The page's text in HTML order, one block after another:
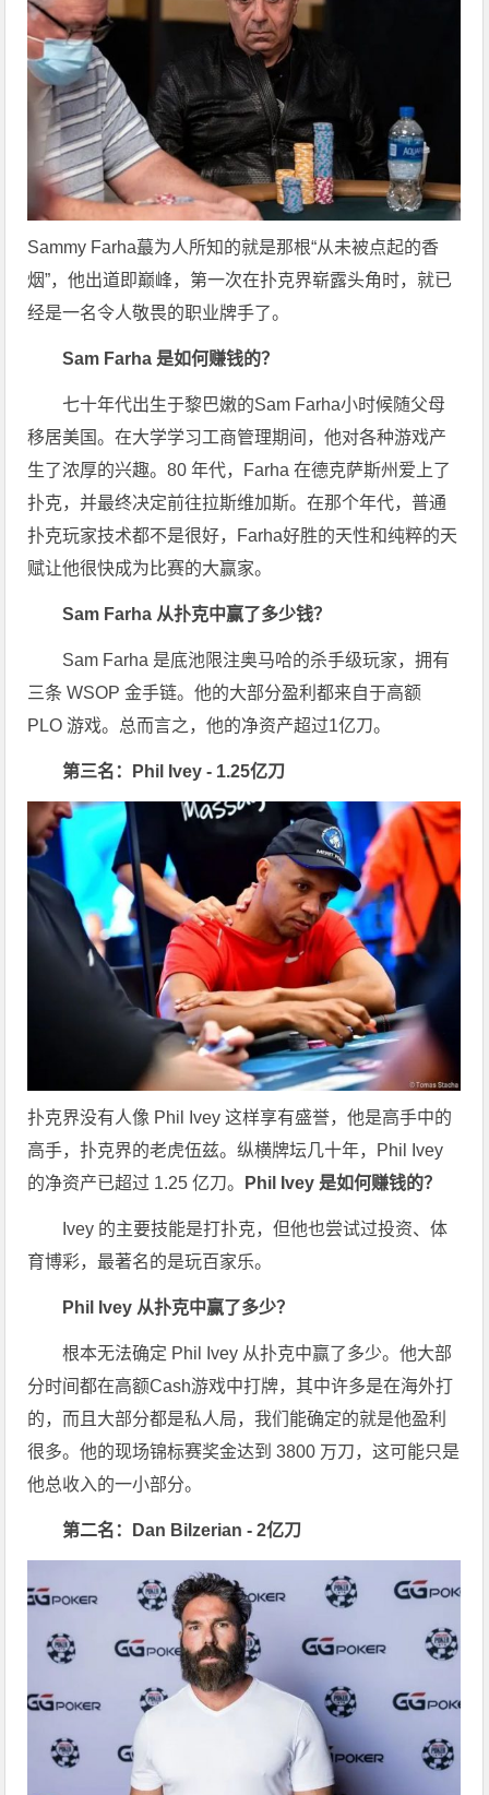
Sammy Farha蕞为人所知的就是那根“从未被点起的香
烟”，他出道即巅峰，第一次在扑克界崭露头角时，就已
经是一名令人敬畏的职业牌手了。
Sam Farha 是如何赚钱的？
七十年代出生于黎巴嫩的Sam Farha小时候随父母
移居美国。在大学学习工商管理期间，他对各种游戏产
生了浓厚的兴趣。80 年代，Farha 在德克萨斯州爱上了
扑克，并最终决定前往拉斯维加斯。在那个年代，普通
扑克玩家技术都不是很好，Farha好胜的天性和纯粹的天
赋让他很快成为比赛的大赢家。
Sam Farha 从扑克中赢了多少钱？
Sam Farha 是底池限注奥马哈的杀手级玩家，拥有
三条 WSOP 金手链。他的大部分盈利都来自于高额
PLO 游戏。总而言之，他的净资产超过1亿刀。
第三名：Phil Ivey - 1.25亿刀
扑克界没有人像 Phil Ivey 这样享有盛誉，他是高手中的
高手，扑克界的老虎伍兹。纵横牌坛几十年，Phil Ivey
的净资产已超过 1.25 亿刀。
Phil Ivey 是如何赚钱的？
Ivey 的主要技能是打扑克，但他也尝试过投资、体
育博彩，最著名的是玩百家乐。
Phil Ivey 从扑克中赢了多少？
根本无法确定 Phil Ivey 从扑克中赢了多少。他大部
分时间都在高额Cash游戏中打牌，其中许多是在海外打
的，而且大部分都是私人局，我们能确定的就是他盈利
很多。他的现场锦标赛奖金达到 3800 万刀，这可能只是
他总收入的一小部分。
第二名：Dan Bilzerian - 2亿刀